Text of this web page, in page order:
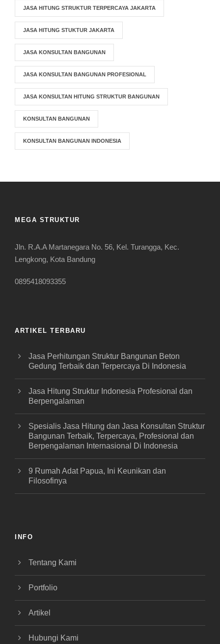
JASA HITUNG STRUKTUR TERPERCAYA JAKARTA
JASA HITUNG STUKTUR JAKARTA
JASA KONSULTAN BANGUNAN
JASA KONSULTAN BANGUNAN PROFESIONAL
JASA KONSULTAN HITUNG STRUKTUR BANGUNAN
KONSULTAN BANGUNAN
KONSULTAN BANGUNAN INDONESIA
MEGA STRUKTUR
Jln. R.A.A Martanegara No. 56, Kel. Turangga, Kec.
Lengkong, Kota Bandung
0895418093355
ARTIKEL TERBARU
Jasa Perhitungan Struktur Bangunan Beton
Gedung Terbaik dan Terpercaya Di Indonesia
Jasa Hitung Struktur Indonesia Profesional dan
Berpengalaman
Spesialis Jasa Hitung dan Jasa Konsultan Struktur
Bangunan Terbaik, Terpercaya, Profesional dan
Berpengalaman Internasional Di Indonesia
9 Rumah Adat Papua, Ini Keunikan dan
Filosofinya
INFO
Tentang Kami
Portfolio
Artikel
Hubungi Kami